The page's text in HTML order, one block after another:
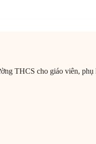
THCS cho giáo viên, phụ